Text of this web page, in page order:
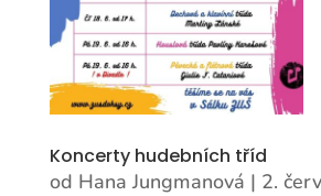
Koncerty hudebních tříd
od Hana Jungmanová | 2.